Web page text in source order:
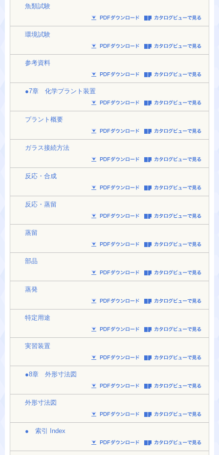
魚類試験
環境試験
参考資料
●7章 化学プラント装置
プラント概要
ガラス接続方法
反応・合成
反応・蒸留
蒸留
部品
蒸発
特定用途
実習装置
●8章 外形寸法図
外形寸法図
● 索引 Index